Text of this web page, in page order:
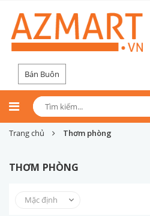
Bán Buôn
Trang chủ Thơm phòng
THƠM PHÒNG